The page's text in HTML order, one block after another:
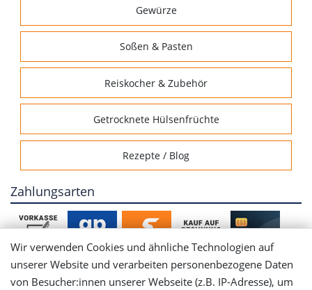
Gewürze
Soßen & Pasten
Reiskocher & Zubehör
Getrocknete Hülsenfrüchte
Rezepte / Blog
Zahlungsarten
Wir verwenden Cookies und ähnliche Technologien auf
unserer Website und verarbeiten personenbezogene Daten
von Besucher:innen unserer Webseite (z.B. IP-Adresse), um